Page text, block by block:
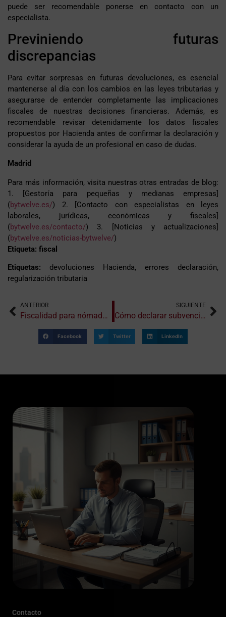
puede ser recomendable ponerse en contacto con un
especialista.
Previniendo futuras
discrepancias
Para evitar sorpresas en futuras devoluciones, es esencial
mantenerse al día con los cambios en las leyes tributarias y
asegurarse de entender completamente las implicaciones
fiscales de nuestras decisiones financieras. Además, es
recomendable revisar detenidamente los datos fiscales
propuestos por Hacienda antes de confirmar la declaración y
considerar la ayuda de un profesional en caso de dudas.
Madrid
Para más información, visita nuestras otras entradas de blog:
1. [Gestoría para pequeñas y medianas empresas]
(bytwelve.es/) 2. [Contacto con especialistas en leyes
laborales, jurídicas, económicas y fiscales]
(bytwelve.es/contacto/) 3. [Noticias y actualizaciones]
(bytwelve.es/noticias-bytwelve/)
Etiqueta: fiscal
Etiquetas: devoluciones Hacienda, errores declaración,
regularización tributaria
ANTERIOR
Fiscalidad para nómadas digitales: obligaciones y ventajas
SIGUIENTE
Cómo declarar subvenciones y ayudas en la renta
Facebook Twitter LinkedIn
Contacto